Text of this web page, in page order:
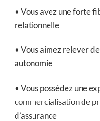
• Vous avez une forte
relationnelle
• Vous aimez relever
autonomie
• Vous possédez une
commercialisation de
d’assurance